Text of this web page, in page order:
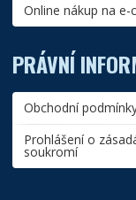
Online nákup na e-
PRÁVNÍ
Obchodní
Prohlášení o
soukromí